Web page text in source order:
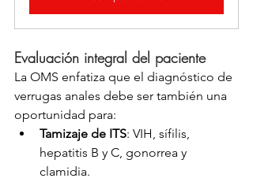
Evaluación integral del paciente
La OMS enfatiza que el diagnóstico de
verrugas anales debe ser también una
oportunidad para:
Tamizaje de ITS: VIH, sífilis,
hepatitis B y C, gonorrea y
clamidia.